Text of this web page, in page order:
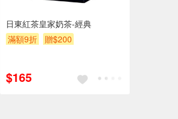
日東紅茶皇家奶茶-經典
滿額9折
贈$200
$165